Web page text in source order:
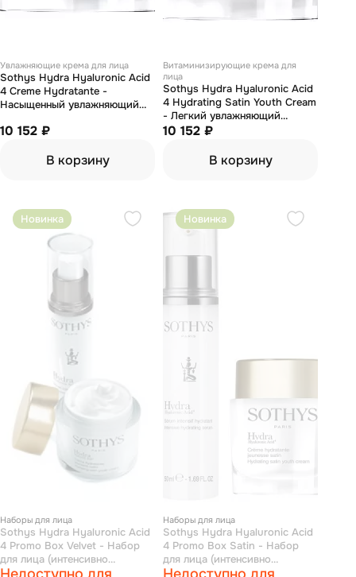
Увлажняющие крема для лица
Sothys Hydra Hyaluronic Acid
4 Creme Hydratante -
Насыщенный увлажняющий
10 152 ₽
В корзину
Витаминизирующие крема для
лица
Sothys Hydra Hyaluronic Acid
4 Hydrating Satin Youth Cream
- Легкий увлажняющий
омолаживающий крем 50 мл
10 152 ₽
В корзину
Новинка
Наборы для лица
Sothys Hydra Hyaluronic Acid
4 Promo Box Velvet - Набор
для лица (интенсивно
увлажняющая сыворотка 50
Новинка
Наборы для лица
Sothys Hydra Hyaluronic Acid
4 Promo Box Satin - Набор
для лица (интенсивно
увлажняющая сыворотка 50